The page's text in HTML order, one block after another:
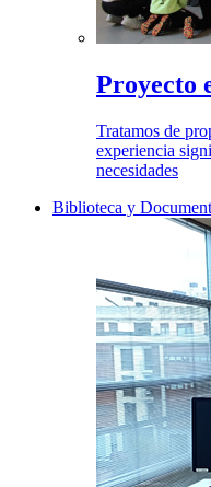
Proyecto
Tratamos de
experiencia
necesidades
Biblioteca y